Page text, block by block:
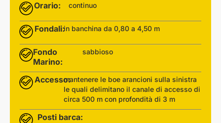
Orario: continuo
Fondali:in banchina da 0,80 a 4,50 m
Fondo
Marino:
sabbioso
Accesso:mantenere le boe arancioni sulla sinistra
le quali delimitano il canale di accesso di
circa 500 m con profondità di 3 m
Posti barca: